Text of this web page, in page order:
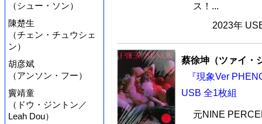
（シュー・ソン）
陳楚生
（チェン・チュウシェ
ン）
胡彦斌
（アンソン・フー）
竇靖童
（ドウ・ジントン／
Leah Dou）
ス！...
2023年
蔡徐坤（ツァイ・
『現象Ver
USB 全1枚組
元NINE